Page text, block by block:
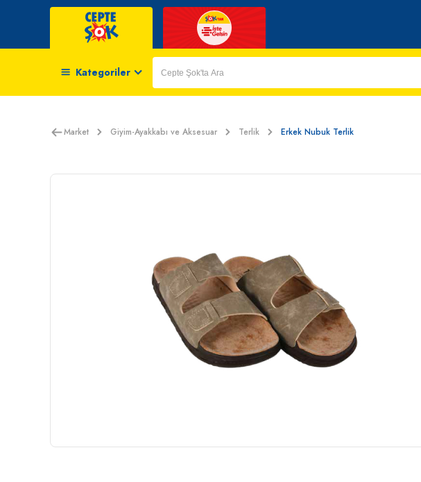
Kategoriler
Market Giyim-Ayakkabı ve Aksesuar Terlik Erkek Nubuk Terlik